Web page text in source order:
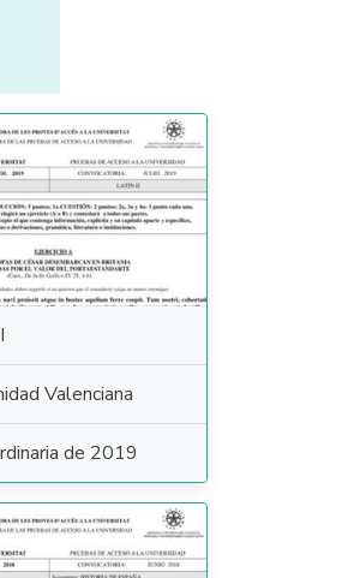
Valenciana
de 2019